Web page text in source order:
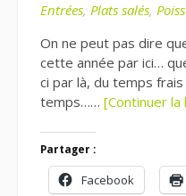
Entrées, Plats salés,
On ne peut pas dire
cette année par ici…
ci par là, du temps
temps…… [Continuer la
Partager :
Facebook